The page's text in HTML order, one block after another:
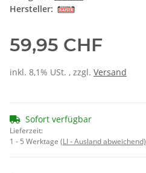
Hersteller:
59,95 CHF
inkl. 8,1% USt. , zzgl. Versand
Sofort verfügbar
Lieferzeit:
1 - 5 Werktage (LI - Ausland abweichend)